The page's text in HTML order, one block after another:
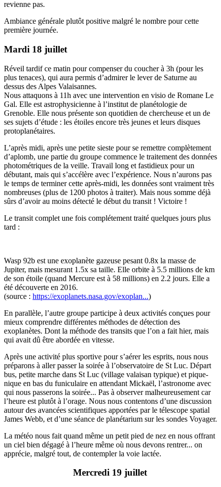
revienne pas.
Ambiance générale plutôt positive malgré le nombre pour cette
première journée.
Mardi 18 juillet
Réveil tardif ce matin pour compenser du coucher à 3h (pour les
plus tenaces), qui aura permis d’admirer le lever de Saturne au
dessus des Alpes Valaisannes.
Nous attaquons à 11h avec une intervention en visio de Romane Le
Gal. Elle est astrophysicienne à l’institut de planétologie de
Grenoble. Elle nous présente son quotidien de chercheuse et un de
ses sujets d’étude : les étoiles encore très jeunes et leurs disques
protoplanétaires.
L’après midi, après une petite sieste pour se remettre complètement
d’aplomb, une partie du groupe commence le traitement des données
photométriques de la veille. Travail long et fastidieux pour un
débutant, mais qui s’accélère avec l’expérience. Nous n’aurons pas
le temps de terminer cette après-midi, les données sont vraiment très
nombreuses (plus de 1200 photos à traiter). Mais nous somme déjà
sûrs d’avoir au moins détecté le début du transit ! Victoire !
Le transit complet une fois complétement traité quelques jours plus
tard :
Wasp 92b est une exoplanète gazeuse pesant 0.8x la masse de
Jupiter, mais mesurant 1.5x sa taille. Elle orbite à 5.5 millions de km
de son étoile (quand Mercure est à 58 millions) en 2.2 jours. Elle a
été découverte en 2016.
(source : https://exoplanets.nasa.gov/exoplan...)
En parallèle, l’autre groupe participe à deux activités conçues pour
mieux comprendre différentes méthodes de détection des
exoplanètes. Dont la méthode des transits que l’on a fait hier, mais
qui avait dû être abordée en vitesse.
Après une activité plus sportive pour s’aérer les esprits, nous nous
préparons à aller passer la soirée à l’observatoire de St Luc. Départ
bus, petite marche dans St Luc (village valaisan typique) et pique-
nique en bas du funiculaire en attendant Mickaël, l’astronome avec
qui nous passerons la soirée... Pas à observer malheureusement car
l’heure est plutôt à l’orage. Nous nous contentons d’une discussion
autour des avancées scientifiques apportées par le télescope spatial
James Webb, et d’une séance de planétarium sur les sondes Voyager.
La météo nous fait quand même un petit pied de nez en nous offrant
un ciel bien dégagé à l’heure même où nous devons rentrer... on
apprécie, malgré tout, de contempler la voie lactée.
Mercredi 19 juillet